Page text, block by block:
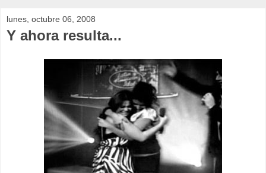
lunes, octubre 06, 2008
Y ahora resulta...